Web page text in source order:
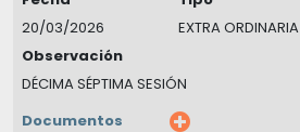
20/03/2026
EXTRA ORDINARIA
Observación
DÉCIMA SÉPTIMA SESIÓN
Documentos